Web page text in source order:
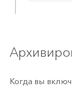
Когда вы